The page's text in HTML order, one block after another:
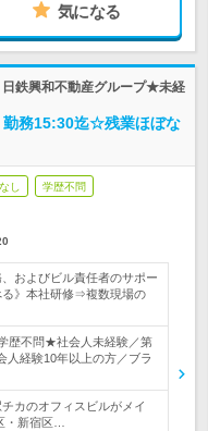
気になる
日鉄興和不動産グループ★未経
勤務15:30迄☆残業ほぼな
し 学歴不問
およびビル責任者のサポー
る》本社研修⇒複数現場の
歴不問★社会人未経験／第
経験10年以上の方／ブラ
カのオフィスビルがメイ
・新宿区…